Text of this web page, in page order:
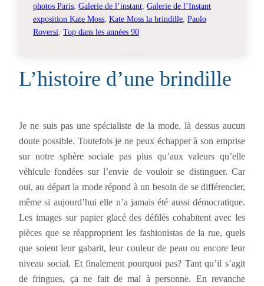
photos Paris Galerie de l’instant Galerie de l’Instant
exposition Kate Moss Kate Moss la brindille Paolo
Roversi Top dans les années 90
L’histoire d’une brindille
Je ne suis pas une spécialiste de la mode, là dessus aucun
doute possible. Toutefois je ne peux échapper à son emprise
sur notre sphère sociale pas plus qu’aux valeurs qu’elle
véhicule fondées sur l’envie de vouloir se distinguer. Car
oui, au départ la mode répond à un besoin de se différencier,
même si aujourd’hui elle n’a jamais été aussi démocratique.
Les images sur papier glacé des défilés cohabitent avec les
pièces que se réapproprient les fashionistas de la rue, quels
que soient leur gabarit, leur couleur de peau ou encore leur
niveau social. Et finalement pourquoi pas? Tant qu’il s’agit
de fringues, ça ne fait de mal à personne. En revanche